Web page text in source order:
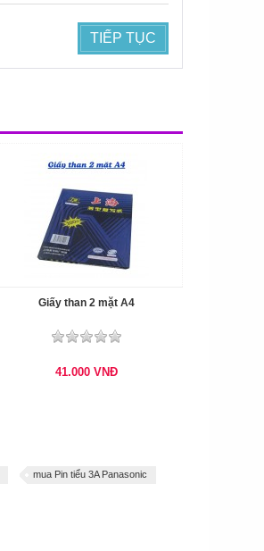
TIẾP TỤC
Giấy than 2 mặt A4
41.000VNĐ
mua Pin tiểu 3A Panasonic